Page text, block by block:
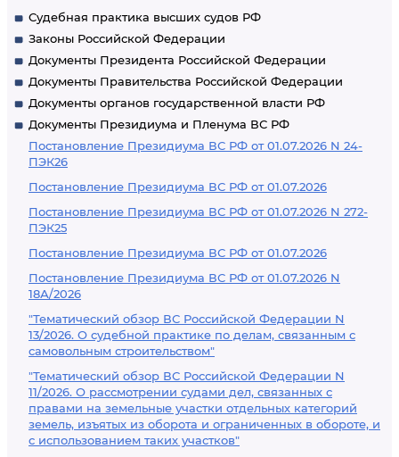
Судебная практика высших судов РФ
Законы Российской Федерации
Документы Президента Российской Федерации
Документы Правительства Российской Федерации
Документы органов государственной власти РФ
Документы Президиума и Пленума ВС РФ
Постановление Президиума ВС РФ от 01.07.2026 N 24-
ПЭК26
Постановление Президиума ВС РФ от 01.07.2026
Постановление Президиума ВС РФ от 01.07.2026 N 272-
ПЭК25
Постановление Президиума ВС РФ от 01.07.2026
Постановление Президиума ВС РФ от 01.07.2026 N
18А/2026
"Тематический обзор ВС Российской Федерации N
13/2026. О судебной практике по делам, связанным с
самовольным строительством"
"Тематический обзор ВС Российской Федерации N
11/2026. О рассмотрении судами дел, связанных с
правами на земельные участки отдельных категорий
земель, изъятых из оборота и ограниченных в обороте, и
с использованием таких участков"